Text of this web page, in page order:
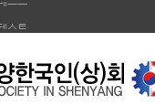
스트
스트
5
5